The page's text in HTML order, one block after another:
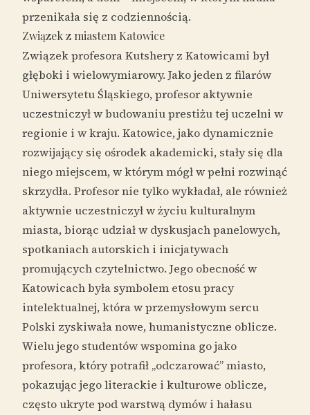
przenikała się z codziennością.
Związek z miastem Katowice
Związek profesora Kutshery z Katowicami był
głęboki i wielowymiarowy. Jako jeden z filarów
Uniwersytetu Śląskiego, profesor aktywnie
uczestniczył w budowaniu prestiżu tej uczelni w
regionie i w kraju. Katowice, jako dynamicznie
rozwijający się ośrodek akademicki, stały się dla
niego miejscem, w którym mógł w pełni rozwinąć
skrzydła. Profesor nie tylko wykładał, ale również
aktywnie uczestniczył w życiu kulturalnym
miasta, biorąc udział w dyskusjach panelowych,
spotkaniach autorskich i inicjatywach
promujących czytelnictwo. Jego obecność w
Katowicach była symbolem etosu pracy
intelektualnej, która w przemysłowym sercu
Polski zyskiwała nowe, humanistyczne oblicze.
Wielu jego studentów wspomina go jako
profesora, który potrafił „odczarować” miasto,
pokazując jego literackie i kulturowe oblicze,
często ukryte pod warstwą dymów i hałasu